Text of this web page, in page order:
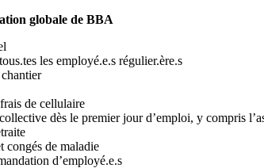
globale de BBA
les employé.e.s régulier.ère.s
de cellulaire
dès le premier jour d’emploi, y compris
congés de maladie
d’employé.e.s